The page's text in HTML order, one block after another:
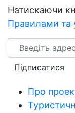
Натискаючи
Правилами та
Email
Підписатися
Про